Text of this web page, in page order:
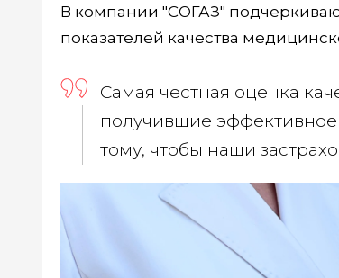
В компании "СОГАЗ"
показателей качества
Самая честная оценка
получившие
тому, чтобы наши